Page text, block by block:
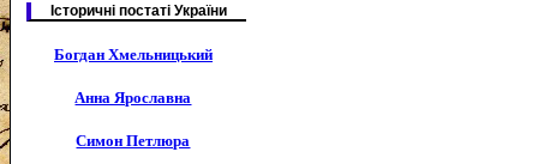
Історичні постаті України
Богдан Хмельницький
Анна Ярославна
Симон Петлюра